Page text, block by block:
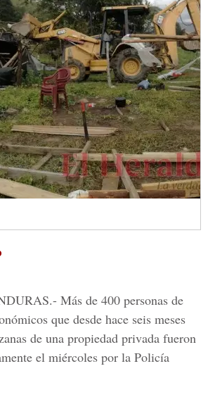
.- Más de 400 personas de
que desde hace seis meses
de una propiedad privada fueron
el miércoles por la Policía